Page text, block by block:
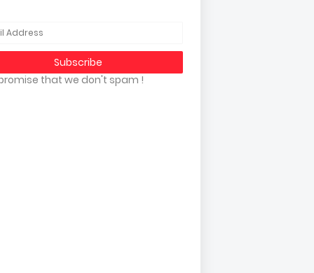
that we don't spam !